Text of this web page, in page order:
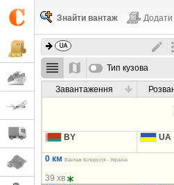
Знайти вантаж
Тип кузова
Завантаження
BY
UA
0 км Вантаж Білорусія - Україна
39 хв